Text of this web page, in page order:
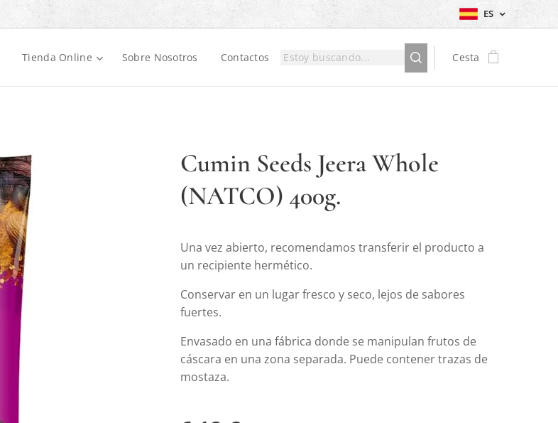
ES
Tienda Online Sobre Nosotros Contactos Cesta
Cumin Seeds Jeera Whole
(NATCO) 400g.
Una vez abierto, recomendamos transferir el producto a
un recipiente hermético.
Conservar en un lugar fresco y seco, lejos de sabores
fuertes.
Envasado en una fábrica donde se manipulan frutos de
cáscara en una zona separada. Puede contener trazas de
mostaza.